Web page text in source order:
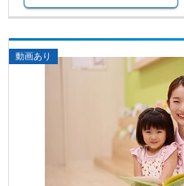
動画あり